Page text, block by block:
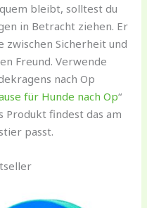
bleibt, solltest du
in Betracht ziehen. Er
Sicherheit und
Freund. Verwende
nach Op
für Hunde nach Op“
Produkt findest das am
passt.